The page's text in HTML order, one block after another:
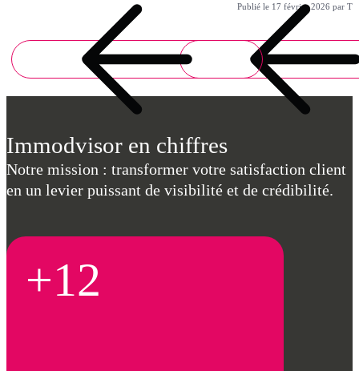
Publié le 17 février 2026 par
Immodvisor en chiffres
Notre mission : transformer votre satisfaction client
en un levier puissant de visibilité et de crédibilité.
+12